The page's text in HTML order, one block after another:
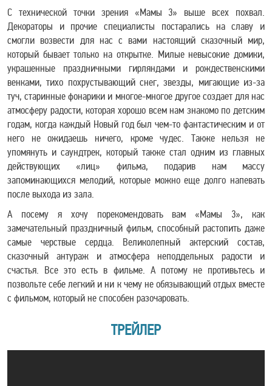
С технической точки зрения «Мамы 3» выше всех похвал.
Декораторы и прочие специалисты постарались на славу и
смогли возвести для нас с вами настоящий сказочный мир,
который бывает только на открытке. Милые невысокие домики,
украшенные праздничными гирляндами и рождественскими
венками, тихо похрустывающий снег, звезды, мигающие из-за
туч, старинные фонарики и многое-многое другое создает для нас
атмосферу радости, которая хорошо всем нам знакомо по детским
годам, когда каждый Новый год был чем-то фантастическим и от
него не ожидаешь ничего, кроме чудес. Также нельзя не
упомянуть и саундтрек, который также стал одним из главных
действующих «лиц» фильма, подарив нам массу
запоминающихся мелодий, которые можно еще долго напевать
после выхода из зала.
А посему я хочу порекомендовать вам «Мамы 3», как
замечательный праздничный фильм, способный растопить даже
самые черствые сердца. Великолепный актерский состав,
сказочный антураж и атмосфера неподдельных радости и
счастья. Все это есть в фильме. А потому не противьтесь и
позвольте себе легкий и ни к чему не обязывающий отдых вместе
с фильмом, который не способен разочаровать.
ТРЕЙЛЕР